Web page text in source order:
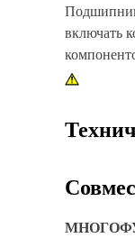
включать